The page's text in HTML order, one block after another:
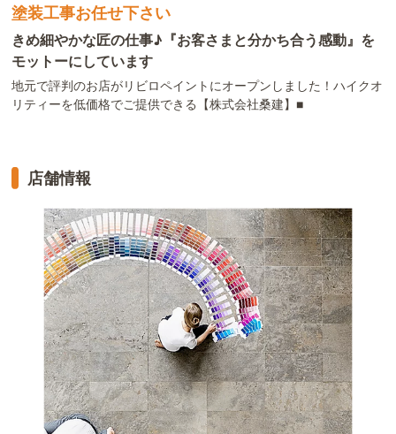
塗装工事お任せ下さい
きめ細やかな匠の仕事♪『お客さまと分かち合う感動』を
モットーにしています
地元で評判のお店がリビロペイントにオープンしました！ハイクオ
リティーを低価格でご提供できる【株式会社桑建】■
店舗情報